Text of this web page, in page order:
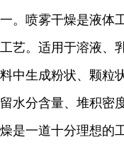
一。喷雾干燥是液体
工艺。适用于溶液、
料中生成粉状、颗粒
留水分含量、堆积密
燥是一道十分理想的